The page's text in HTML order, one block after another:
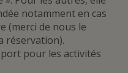
notamment en cas
(merci de nous le
réservation).
pour les activités